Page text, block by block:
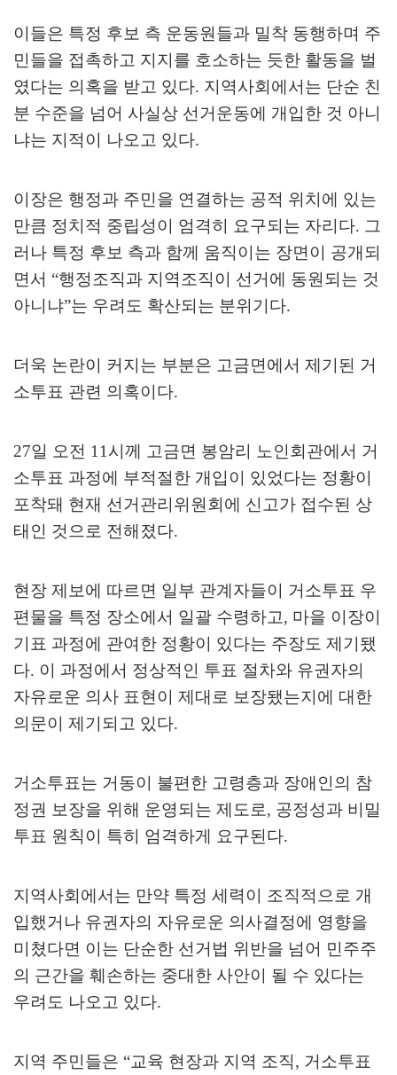
이들은 특정 후보 측 운동원들과 밀착 동행하며 주
민들을 접촉하고 지지를 호소하는 듯한 활동을 벌
였다는 의혹을 받고 있다. 지역사회에서는 단순 친
분 수준을 넘어 사실상 선거운동에 개입한 것 아니
냐는 지적이 나오고 있다.
이장은 행정과 주민을 연결하는 공적 위치에 있는
만큼 정치적 중립성이 엄격히 요구되는 자리다. 그
러나 특정 후보 측과 함께 움직이는 장면이 공개되
면서 “행정조직과 지역조직이 선거에 동원되는 것
아니냐”는 우려도 확산되는 분위기다.
더욱 논란이 커지는 부분은 고금면에서 제기된 거
소투표 관련 의혹이다.
27일 오전 11 시께 고금면 봉암리 노인회관에서 거
소투표 과정에 부적절한 개입이 있었다는 정황이
포착돼 현재 선거관리위원회에 신고가 접수된 상
태인 것으로 전해졌다.
현장 제보에 따르면 일부 관계자들이 거소투표 우
편물을 특정 장소에서 일괄 수령하고, 마을 이장이
기표 과정에 관여한 정황이 있다는 주장도 제기됐
다. 이 과정에서 정상적인 투표 절차와 유권자의
자유로운 의사 표현이 제대로 보장됐는지에 대한
의문이 제기되고 있다.
거소투표는 거동이 불편한 고령층과 장애인의 참
정권 보장을 위해 운영되는 제도로, 공정성과 비밀
투표 원칙이 특히 엄격하게 요구된다.
지역사회에서는 만약 특정 세력이 조직적으로 개
입했거나 유권자의 자유로운 의사결정에 영향을
미쳤다면 이는 단순한 선거법 위반을 넘어 민주주
의 근간을 훼손하는 중대한 사안이 될 수 있다는
우려도 나오고 있다.
지역 주민들은 “교육 현장과 지역 조직, 거소투표